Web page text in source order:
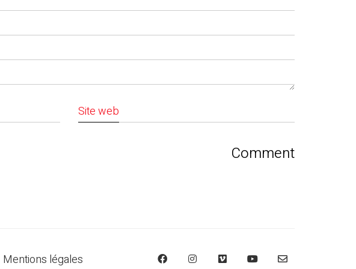
Site web
Mentions légales